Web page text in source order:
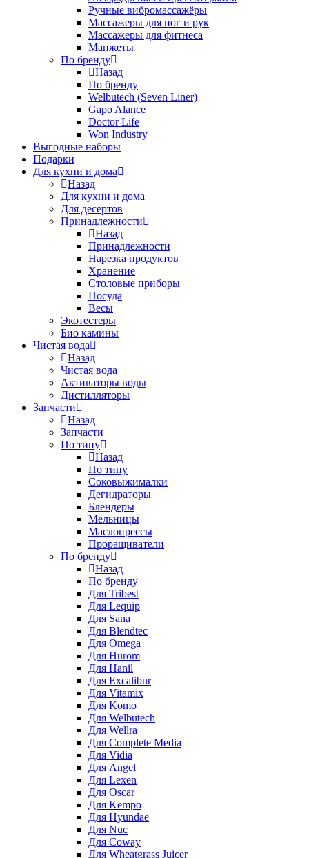
Ручные вибромассажёры
Массажеры для ног и рук
Массажеры для фитнеса
Манжеты
По бренду
Назад
По бренду
Welbutech (Seven Liner)
Gapo Alance
Doctor Life
Won Industry
Выгодные наборы
Подарки
Для кухни и дома
Назад
Для кухни и дома
Для десертов
Принадлежности
Назад
Принадлежности
Нарезка продуктов
Хранение
Столовые приборы
Посуда
Весы
Экотестеры
Био камины
Чистая вода
Назад
Чистая вода
Активаторы воды
Дистилляторы
Запчасти
Назад
Запчасти
По типу
Назад
По типу
Соковыжималки
Дегидраторы
Блендеры
Мельницы
Маслопрессы
Проращиватели
По бренду
Назад
По бренду
Для Tribest
Для Lequip
Для Sana
Для Blendtec
Для Omega
Для Hurom
Для Hanil
Для Excalibur
Для Vitamix
Для Komo
Для Welbutech
Для Wellra
Для Complete Media
Для Vidia
Для Angel
Для Lexen
Для Oscar
Для Kempo
Для Hyundae
Для Nuc
Для Coway
Для Wheatgrass Juicer